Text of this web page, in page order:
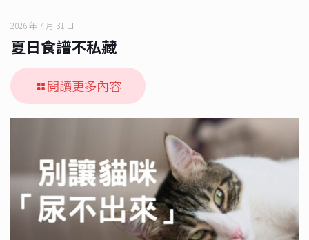
2026 年 7 月 31 日
夏日食譜不私藏
閱讀更多內容